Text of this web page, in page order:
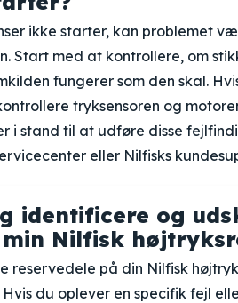
ikke starter, kan problemet
Start med at kontrollere, om
fungerer som den skal.
tryksensoren og
i stand til at udføre disse
eller Nilfisks
identificere og
Nilfisk
reservedele på din Nilfisk
du oplever en specifik fejl